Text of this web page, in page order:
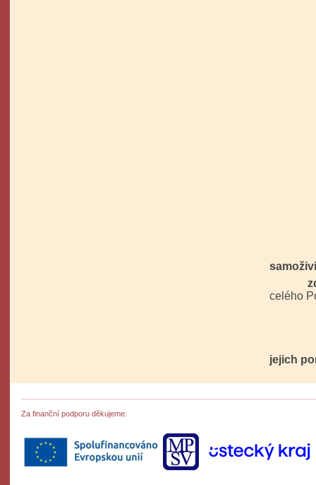
celého
jejich
Za finanční podporu děkujeme: